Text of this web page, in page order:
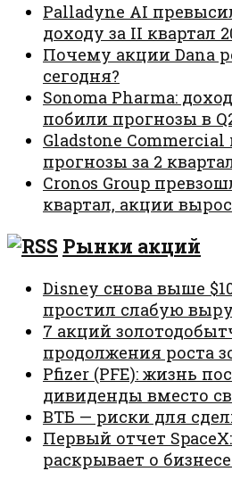
Palladyne AI
доходу за II квартал
Почему акции Dana
сегодня?
Sonoma Pharma:
побили прогнозы в
Gladstone
прогнозы за 2
Cronos Group
квартал, акции
Рынки акций
Disney снова выше
простил слабую
7 акций
продолжения роста
Pfizer (PFE): жизнь
дивиденды вместо
ВТБ — риски для
Первый отчет
раскрывает о